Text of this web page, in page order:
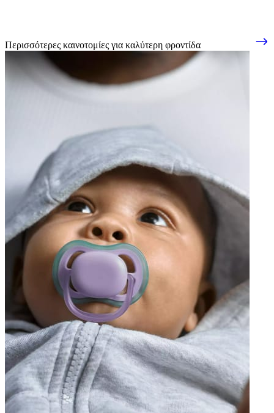
Περισσότερες καινοτομίες για καλύτερη φροντίδα